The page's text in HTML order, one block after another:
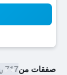
صفقات من717 ﷼